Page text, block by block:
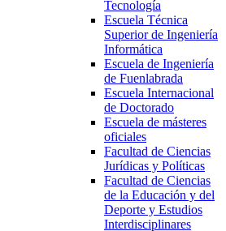
Tecnología
Escuela Técnica
Superior de Ingeniería
Informática
Escuela de Ingeniería
de Fuenlabrada
Escuela Internacional
de Doctorado
Escuela de másteres
oficiales
Facultad de Ciencias
Jurídicas y Políticas
Facultad de Ciencias
de la Educación y del
Deporte y Estudios
Interdisciplinares